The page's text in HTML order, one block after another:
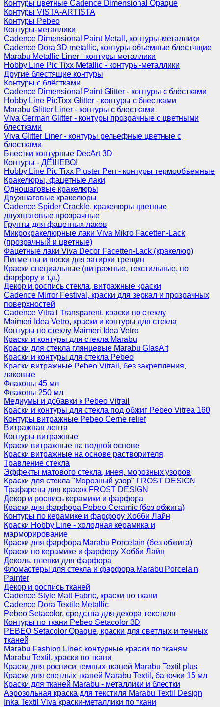
Контуры цветные Cadence Dimensional Opaque
Контуры VISTA-ARTISTA
Контуры Pebeo
Контуры-металлики
Cadence Dimensional Paint Metall, контуры-металлики
Cadence Dora 3D metallic, контуры объемные блестящие
Marabu Metallic Liner - контуры металлики
Hobby Line Pic Tixx Metallic - контуры-металлики
Другие блестящие контуры
Контуры с блёстками
Cadence Dimensional Paint Glitter - контуры с блёстками
Hobby Line PicTixx Glitter - контуры с блестками
Marabu Glitter Liner - контуры с блестками
Viva German Glitter - контуры прозрачные с цветными
блестками
Viva Glitter Liner - контуры рельефные цветные с
блестками
Блестки контурные DecArt 3D
Контуры - ДЁШЕВО!
Hobby Line Pic Tixx Pluster Pen - контуры термообъемные
Кракелюры, фацетные лаки
Одношаговые кракелюры
Двухшаговые кракелюры
Cadence Spider Crackle, кракелюры цветные
двухшаговые прозрачные
Грунты для фацетных лаков
Микрокракелюрные лаки Viva Mikro Facetten-Lack
(прозрачный и цветные)
Фацетные лаки Viva Decor Facetten-Lack (кракелюр)
Пигменты и воски для затирки трещин
Краски специальные (витражные, текстильные, по
фарфору и т.д.)
Декор и роспись стекла, витражные краски
Cadence Mirror Festival, краски для зеркал и прозрачных
поверхностей
Cadence Vitrail Transparent, краски по стеклу
Maimeri Idea Vetro, краски и контуры для стекла
Контуры по стеклу Maimeri Idea Vetro
Краски и контуры для стекла Marabu
Краски для стекла глянцевые Marabu GlasArt
Краски и контуры для стекла Pebeo
Краски витражные Pebeo Vitrail, без закрепления,
лаковые
Флаконы 45 мл
Флаконы 250 мл
Медиумы и добавки к Pebeo Vitrail
Краски и контуры для стекла под обжиг Pebeo Vitrea 160
Контуры витражные Pebeo Cerne relief
Витражная лента
Контуры витражные
Краски витражные на водной основе
Краски витражные на основе растворителя
Травление стекла
Эффекты матового стекла, инея, морозных узоров
Краски для стекла "Морозный узор" FROST DESIGN
Трафареты для красок FROST DESIGN
Декор и роспись керамики и фарфора
Краски для фарфора Pebeo Ceramic (без обжига)
Контуры по керамике и фарфору Хобби Лайн
Краски Hobby Line - холодная керамика и
марморирование
Краски для фарфора Marabu Porcelain (без обжига)
Краски по керамике и фарфору Хобби Лайн
Деколь, пленки для фарфора
Фломастеры для стекла и фарфора Marabu Porcelain
Painter
Декор и роспись тканей
Cadence Style Matt Fabric, краски по ткани
Cadence Dora Textile Metallic
Pebeo Setacolor, средства для декора текстиля
Контуры по ткани Pebeo Setacolor 3D
PEBEO Setacolor Opaque, краски для светлых и темных
тканей
Marabu Fashion Liner: контурные краски по тканям
Marabu Textil, краски по ткани
Краски для росписи темных тканей Marabu Textil plus
Краски для светлых тканей Marabu Textil, баночки 15 мл
Краски для тканей Marabu - металлики и блестки
Аэрозольная краска для текстиля Marabu Textil Design
Inka Textil Viva краски-металлики по ткани